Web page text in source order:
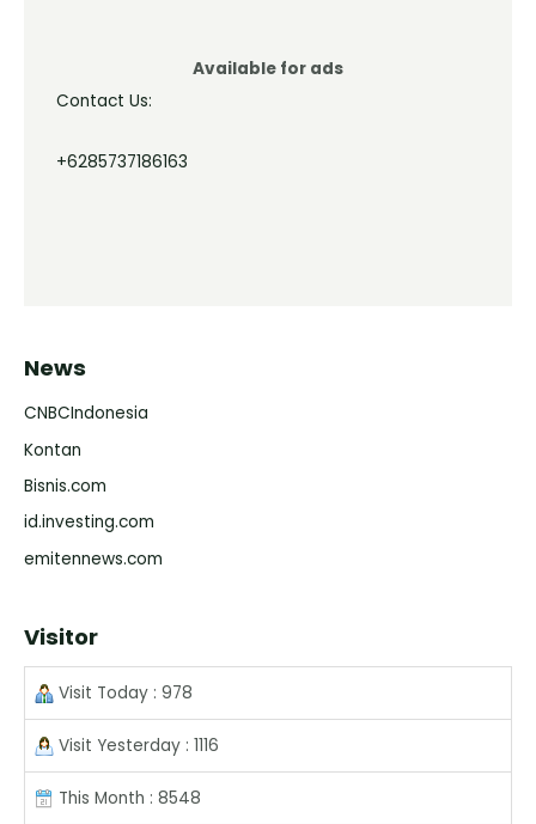
Available for ads
Contact Us:
+6285737186163
News
CNBCIndonesia
Kontan
Bisnis.com
id.investing.com
emitennews.com
Visitor
Visit Today : 978
Visit Yesterday : 1116
This Month : 8548